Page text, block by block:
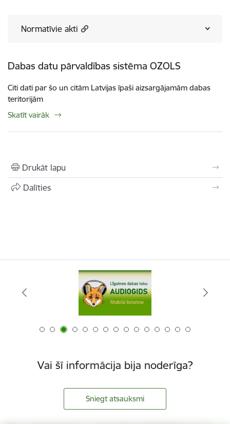
Normatīvie akti
Dabas datu pārvaldības sistēma OZOLS
Citi dati par šo un citām Latvijas īpaši aizsargājamām dabas
teritorijām
Skatīt vairāk
Drukāt lapu
Dalīties
Vai šī informācija bija noderīga?
Sniegt atsauksmi